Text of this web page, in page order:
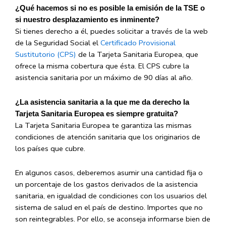
¿Qué hacemos si no es posible la emisión de la TSE o
si nuestro desplazamiento es inminente?
Si tienes derecho a él, puedes solicitar a través de la web
de la Seguridad Social el Certificado Provisional
Sustitutorio (CPS) de la Tarjeta Sanitaria Europea, que
ofrece la misma cobertura que ésta. El CPS cubre la
asistencia sanitaria por un máximo de 90 días al año.
¿La asistencia sanitaria a la que me da derecho la
Tarjeta Sanitaria Europea es siempre gratuita?
La Tarjeta Sanitaria Europea te garantiza las mismas
condiciones de atención sanitaria que los originarios de
los países que cubre.
En algunos casos, deberemos asumir una cantidad fija o
un porcentaje de los gastos derivados de la asistencia
sanitaria, en igualdad de condiciones con los usuarios del
sistema de salud en el país de destino. Importes que no
son reintegrables. Por ello, se aconseja informarse bien de